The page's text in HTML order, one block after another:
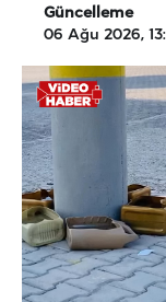
Güncelleme
06 Ağu 2026,